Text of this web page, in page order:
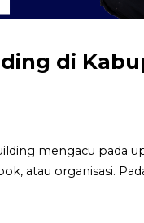
di
mengacu pada
atau organisasi.